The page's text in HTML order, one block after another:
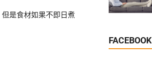
是食材如果不即日煮
FACEBOOK